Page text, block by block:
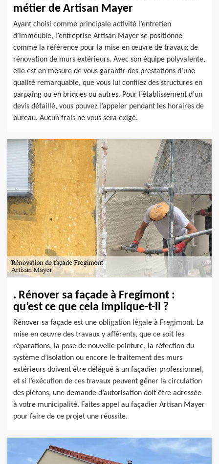
métier de Artisan Mayer
Ayant choisi comme principale activité l’entretien
d’immeuble, l’entreprise Artisan Mayer se positionne
comme la référence pour la mise en œuvre de travaux de
rénovation de murs extérieurs. Avec son équipe polyvalente,
elle est en mesure de vous garantir des prestations d’une
qualité remarquable, que vous lui confiiez des structures en
parpaing ou en briques ou autres. Pour l’établissement d’un
devis détaillé, vous pouvez l’appeler pendant les horaires de
bureau. Aucun frais ne vous sera exigé.
. Rénover sa façade à Fregimont :
qu’est ce que cela implique-t-il ?
Rénover sa façade est une obligation légale à Fregimont. La
mise en œuvre des travaux y afférents, que ce soit les
réparations, la pose de nouvelle peinture, la réfection du
système d’isolation ou encore le traitement des murs
extérieurs doivent être délégué à un façadier professionnel,
et si l’exécution de ces travaux peuvent gêner la circulation
des piétons, une demande d’autorisation doit être adressée
à votre municipalité. Faites appel au façadier Artisan Mayer
pour faire de ce projet une réussite.